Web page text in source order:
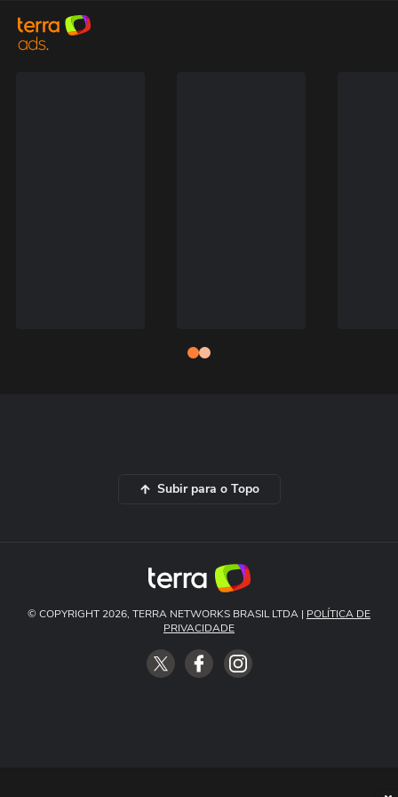
Subir para o Topo
© COPYRIGHT 2026, TERRA NETWORKS BRASIL LTDA | POLÍTICA DE
PRIVACIDADE